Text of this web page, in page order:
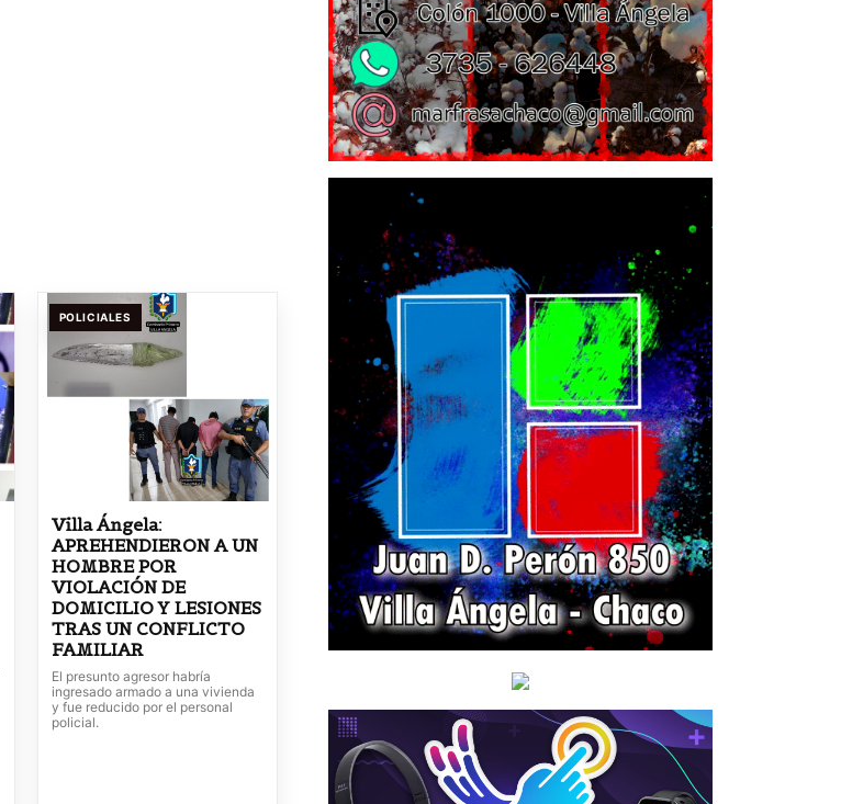
POLICIALES
Villa Ángela:
APREHENDIERON A UN
HOMBRE POR
VIOLACIÓN DE
DOMICILIO Y LESIONES
TRAS UN CONFLICTO
FAMILIAR
El presunto agresor habría
ingresado armado a una vivienda
y fue reducido por el personal
policial.